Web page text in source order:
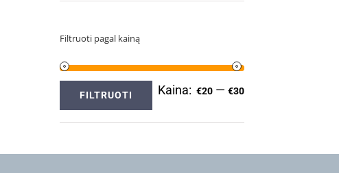
Filtruoti pagal kainą
Min
Maks
FILTRUOTI Kaina: €20 —€30